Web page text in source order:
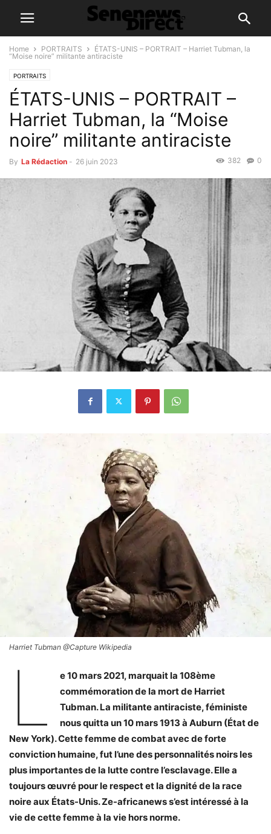
Home PORTRAITS
ÉTATS-UNIS – PORTRAIT – Harriet Tubman, la
“Moise noire” militante antiraciste
PORTRAITS
ÉTATS-UNIS – PORTRAIT –
Harriet Tubman, la “Moise
noire” militante antiraciste
By La Rédaction - 26 juin 2023 0
382
Harriet Tubman @Capture Wikipedia
L
e 10 mars 2021, marquait la 108ème
commémoration de la mort de Harriet
Tubman. La militante antiraciste, féministe
nous quitta un 10 mars 1913 à Auburn (État de
New York). Cette femme de combat avec de forte
conviction humaine, fut l’une des personnalités noirs les
plus importantes de la lutte contre l’esclavage. Elle a
toujours œuvré pour le respect et la dignité de la race
noire aux États-Unis. Ze-africanews s’est intéressé à la
vie de cette femme à la vie hors norme.